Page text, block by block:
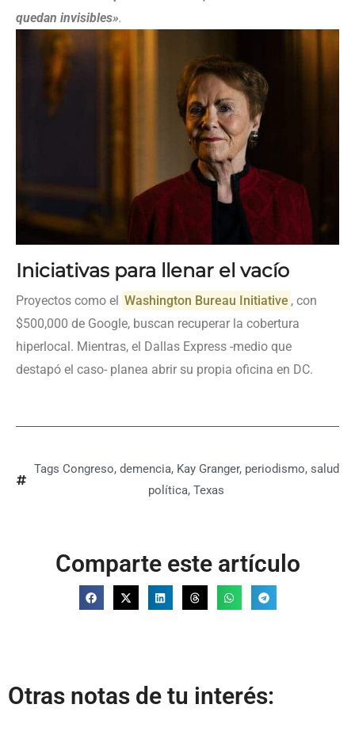
quedan invisibles».
Iniciativas para llenar el vacío
Proyectos como el Washington Bureau Initiative , con
$500,000 de Google, buscan recuperar la cobertura
hiperlocal. Mientras, el Dallas Express -medio que
destapó el caso- planea abrir su propia oficina en DC.
Tags Congreso, demencia, Kay Granger, periodismo, salud
política, Texas
Comparte este artículo
Otras notas de tu interés: